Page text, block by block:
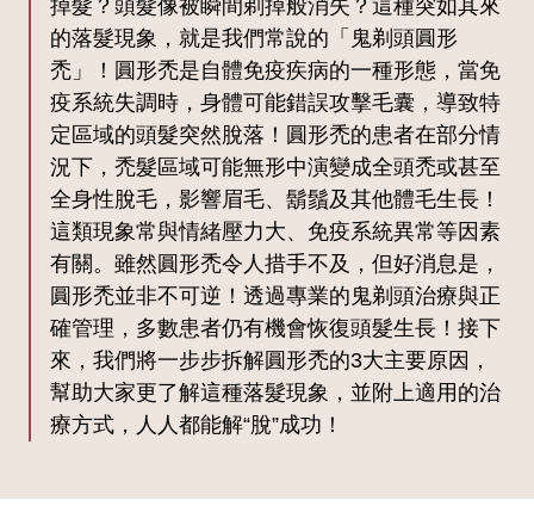
掉髮？頭髮像被瞬間剃掉般消失？這種突如其來
的落髮現象，就是我們常說的「鬼剃頭圓形
禿」！圓形禿是自體免疫疾病的一種形態，當免
疫系統失調時，身體可能錯誤攻擊毛囊，導致特
定區域的頭髮突然脫落！圓形禿的患者在部分情
況下，禿髮區域可能無形中演變成全頭禿或甚至
全身性脫毛，影響眉毛、鬍鬚及其他體毛生長！
這類現象常與情緒壓力大、免疫系統異常等因素
有關。雖然圓形禿令人措手不及，但好消息是，
圓形禿並非不可逆！透過專業的鬼剃頭治療與正
確管理，多數患者仍有機會恢復頭髮生長！接下
來，我們將一步步拆解圓形禿的3大主要原因，
幫助大家更了解這種落髮現象，並附上適用的治
療方式，人人都能解“脫”成功！